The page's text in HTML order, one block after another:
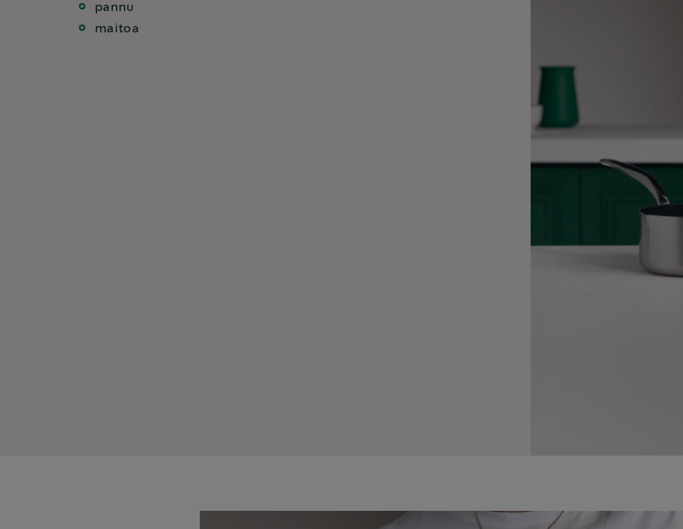
pannu
maitoa